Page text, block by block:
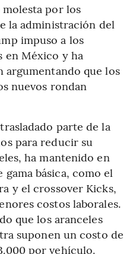
molesta por los
la administración del
impuso a los
en México y ha
argumentando que los
nuevos rondan
parte de la
para reducir su
ha mantenido en
básica, como el
y el crossover Kicks,
costos laborales.
que los aranceles
suponen un costo de
por vehículo.